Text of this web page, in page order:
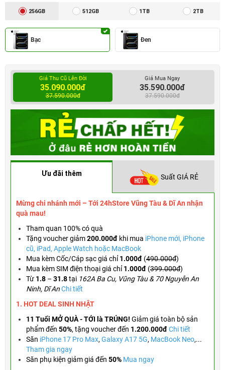
256GB 512GB 1TB 2TB
Bạc Đen
Giá Thu Cũ Lên Đời
35.090.000đ
37.590.000đ
Giá Mua Ngay
35.590.000đ
37.590.000đ
Ưu đãi thêm Suất GIÁ RẺ
Mừng chi nhánh mới – Tới 24hStore Vũng Tàu & Dĩ An nhận
quà mau!
Tham quan 100% có quà
Tặng vouchergiảm200.000đ khi mua iPhone mới, iPhone
cũ, iPad, Apple Watch hoặc MacBook
Mua kèm Cốc/Cáp sạc giá chỉ1.000đ (490.000đ)
Mua kèm SIM điện thoại giá chỉ1.000đ (399.000đ)
Từ 1.8 – 31.8tại 162A Ba Cu, Vũng Tàu & 70 Nguyễn An
Ninh, Dĩ AnChi tiết
1. HOT DEAL SINH NHẬT
11 Tuổi MỞ QUÀ - TỚI là TRÚNG! Giảm giá toàn bộ sản
phẩm đến 50%, tặng voucher đến 1.200.000đChi tiết
Săn iPhone 17 Pro Max, Galaxy A17 5G, MacBook Neo,...
Tham gia ngay
Săn phụ kiện giảm giá đến 50% Mua ngay